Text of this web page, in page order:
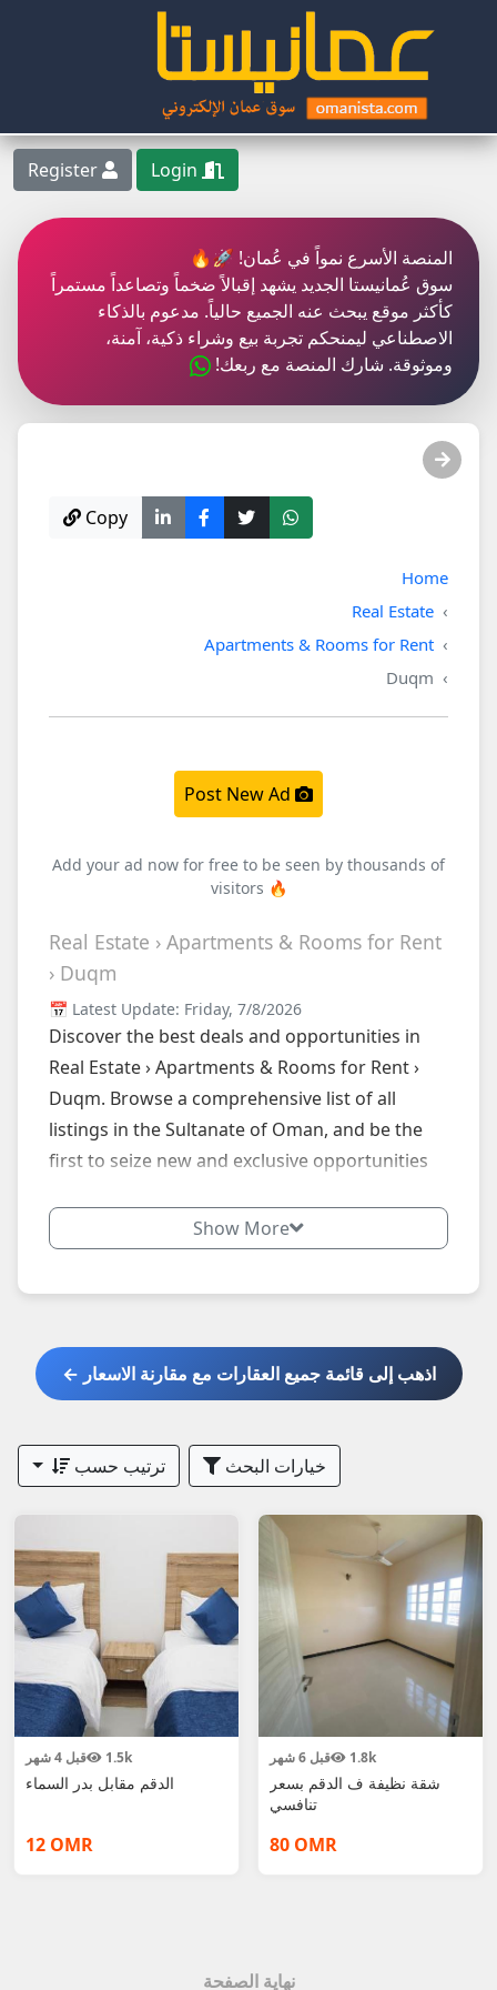
المنصة الأسرع نمواً في عُمان! 🚀🔥
سوق عُمانيستا الجديد يشهد إقبالاً ضخماً وتصاعداً مستمراً
كأكثر موقع يبحث عنه الجميع حالياً. مدعوم بالذكاء
الاصطناعي ليمنحكم تجربة بيع وشراء ذكية، آمنة،
وموثوقة. شارك المنصة مع ربعك!
Copy
Home
Real Estate
Apartments & Rooms for Rent
Duqm
Add your ad now for free to be seen by thousands of
visitors 🔥
Real Estate › Apartments & Rooms for Rent
› Duqm
📅 Latest Update: Friday, 7/8/2026
Discover the best deals and opportunities in
Real Estate › Apartments & Rooms for Rent ›
Duqm. Browse a comprehensive list of all
listings in the Sultanate of Oman, and be the
first to seize new and exclusive opportunities
Show More
اذهب إلى قائمة جميع العقارات مع مقارنة الاسعار ←
خيارات البحث ترتيب حسب
قبل 4 شهر 1.5k
الدقم مقابل بدر السماء
12 OMR
قبل 6 شهر 1.8k
شقة نظيفة ف الدقم بسعر
تنافسي
80 OMR
نهاية الصفحة